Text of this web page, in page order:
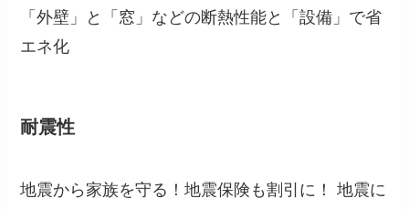
「外壁」と「窓」などの断熱性能と「設備」で省
エネ化
耐震性
地震から家族を守る！地震保険も割引に！ 地震に